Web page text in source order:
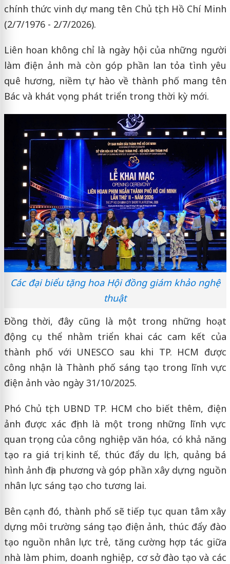
chính thức vinh dự mang tên Chủ tịch Hồ Chí Minh
(2/7/1976 - 2/7/2026).
Liên hoan không chỉ là ngày hội của những người
làm điện ảnh mà còn góp phần lan tỏa tình yêu
quê hương, niềm tự hào về thành phố mang tên
Bác và khát vọng phát triển trong thời kỳ mới.
Các đại biểu tặng hoa Hội đồng giám khảo nghệ
thuật
Đồng thời, đây cũng là một trong những hoạt
động cụ thể nhằm triển khai các cam kết của
thành phố với UNESCO sau khi TP. HCM được
công nhận là Thành phố sáng tạo trong lĩnh vực
điện ảnh vào ngày 31/10/2025.
Phó Chủ tịch UBND TP. HCM cho biết thêm, điện
ảnh được xác định là một trong những lĩnh vực
quan trọng của công nghiệp văn hóa, có khả năng
tạo ra giá trị kinh tế, thúc đẩy du lịch, quảng bá
hình ảnh địa phương và góp phần xây dựng nguồn
nhân lực sáng tạo cho tương lai.
Bên cạnh đó, thành phố sẽ tiếp tục quan tâm xây
dựng môi trường sáng tạo điện ảnh, thúc đẩy đào
tạo nguồn nhân lực trẻ, tăng cường hợp tác giữa
nhà làm phim, doanh nghiệp, cơ sở đào tạo và các